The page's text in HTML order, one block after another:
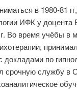
в 1980-81
ИФК у
Во время учёбы в
по
срочную службу